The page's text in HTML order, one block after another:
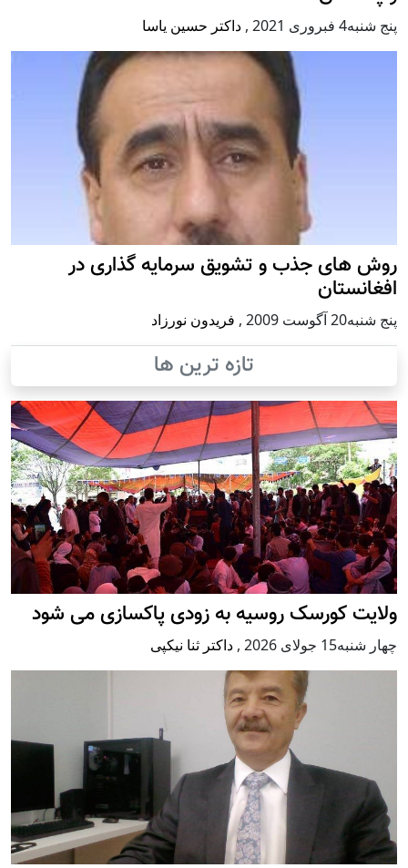
پنج شنبه4 فبروری 2021 , داکتر حسین یاسا
روش های جذب و تشویق سرمایه گذاری در
افغانستان
پنج شنبه20 آگوست 2009 , فریدون نورزاد
تازه ترین ها
ولایت کورسک روسیه به زودی پاکسازی می شود
چهار شنبه15 جولای 2026 , داکتر ثنا نیکپی